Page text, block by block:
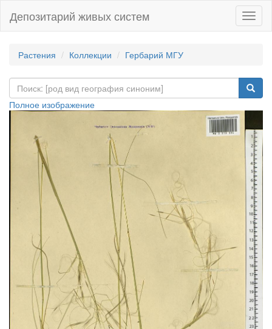
Депозитарий живых систем
Растения Коллекции Гербарий МГУ
Полное изображение